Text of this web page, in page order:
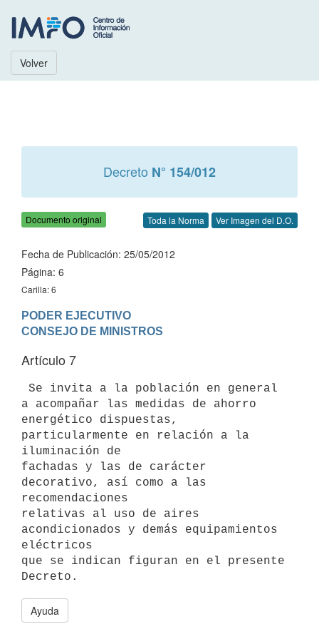
Volver
Decreto N° 154/012
Documento original Toda la Norma Ver Imagen del D.O.
Fecha de Publicación: 25/05/2012
Página: 6
Carilla: 6
PODER EJECUTIVO
Artículo 7
a acompañar las medidas de ahorro
energético dispuestas,
particularmente en relación a la
iluminación de
fachadas y las de carácter
decorativo, así como a las
recomendaciones
relativas al uso de aires
acondicionados y demás equipamientos
eléctricos
que se indican figuran en el presente
Ayuda